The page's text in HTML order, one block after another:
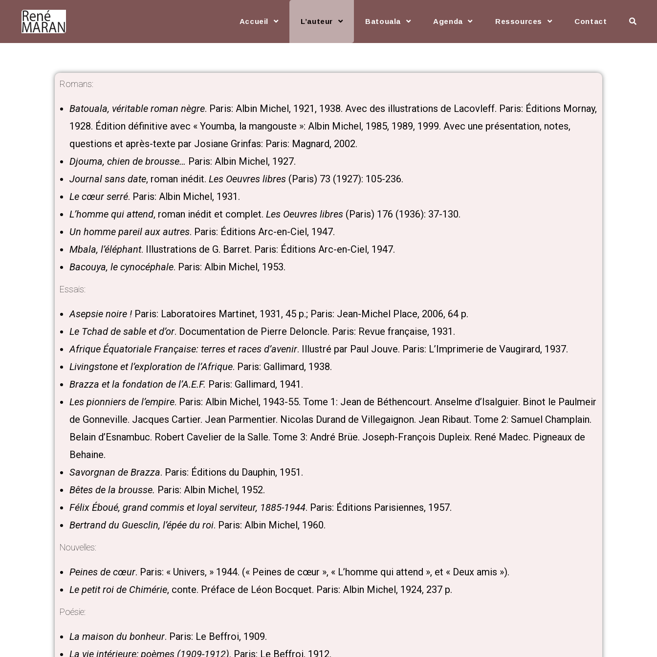
Accueil L’auteur Batouala Agenda Ressources Contact
Romans:
Batouala, véritable roman nègre. Paris: Albin Michel, 1921, 1938. Avec des illustrations de Lacovleff. Paris: Éditions Mornay,
1928. Édition définitive avec « Youmba, la mangouste »: Albin Michel, 1985, 1989, 1999. Avec une présentation, notes,
questions et après-texte par Josiane Grinfas: Paris: Magnard, 2002.
Djouma, chien de brousse… Paris: Albin Michel, 1927.
Journal sans date, roman inédit. Les Oeuvres libres(Paris) 73 (1927): 105-236.
Le cœur serré. Paris: Albin Michel, 1931.
L’homme qui attend, roman inédit et complet. Les Oeuvres libres(Paris) 176 (1936): 37-130.
Un homme pareil aux autres. Paris: Éditions Arc-en-Ciel, 1947.
Mbala, l’éléphant. Illustrations de G. Barret. Paris: Éditions Arc-en-Ciel, 1947.
Bacouya, le cynocéphale. Paris: Albin Michel, 1953.
Essais:
Asepsie noire !Paris: Laboratoires Martinet, 1931, 45 p.; Paris: Jean-Michel Place, 2006, 64 p.
Le Tchad de sable et d’or. Documentation de Pierre Deloncle. Paris: Revue française, 1931.
Afrique Équatoriale Française: terres et races d’avenir. Illustré par Paul Jouve. Paris: L’Imprimerie de Vaugirard, 1937.
Livingstone et l’exploration de l’Afrique. Paris: Gallimard, 1938.
Brazza et la fondation de l’A.E.F. Paris: Gallimard, 1941.
Les pionniers de l’empire. Paris: Albin Michel, 1943-55. Tome 1: Jean de Béthencourt. Anselme d’Isalguier. Binot le Paulmeir
de Gonneville. Jacques Cartier. Jean Parmentier. Nicolas Durand de Villegaignon. Jean Ribaut. Tome 2: Samuel Champlain.
Belain d’Esnambuc. Robert Cavelier de la Salle. Tome 3: André Brüe. Joseph-François Dupleix. René Madec. Pigneaux de
Behaine.
Savorgnan de Brazza. Paris: Éditions du Dauphin, 1951.
Bêtes de la brousse. Paris: Albin Michel, 1952.
Félix Éboué, grand commis et loyal serviteur, 1885-1944. Paris: Éditions Parisiennes, 1957.
Bertrand du Guesclin, l’épée du roi. Paris: Albin Michel, 1960.
Nouvelles:
Peines de cœur. Paris: « Univers, » 1944. (« Peines de cœur », « L’homme qui attend », et « Deux amis »).
Le petit roi de Chimérie, conte. Préface de Léon Bocquet. Paris: Albin Michel, 1924, 237 p.
Poésie:
La maison du bonheur. Paris: Le Beffroi, 1909.
La vie intérieure; poèmes (1909-1912). Paris: Le Beffroi, 1912.